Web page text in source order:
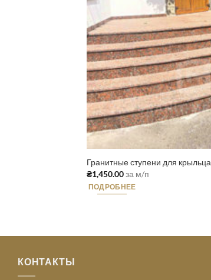
Гранитные ступени для крыльца
₴1,450.00за м/п
ПОДРОБНЕЕ
КОНТАКТЫ